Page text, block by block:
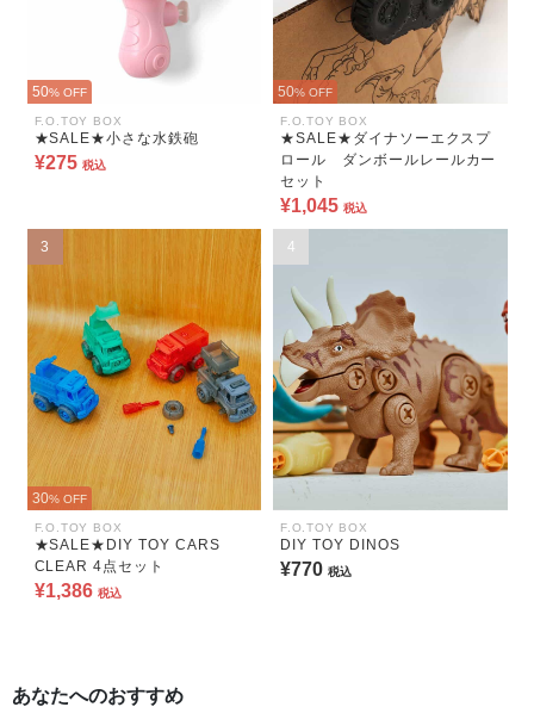
50% OFF
F.O.TOY BOX
★SALE★小さな水鉄砲
¥275 税込
50% OFF
F.O.TOY BOX
★SALE★ダイナソーエクスプ
ロール ダンボールレールカー
セット
¥1,045 税込
3
30% OFF
F.O.TOY BOX
★SALE★DIY TOY CARS
CLEAR 4点セット
¥1,386 税込
4
F.O.TOY BOX
DIY TOY DINOS
¥770 税込
あなたへのおすすめ